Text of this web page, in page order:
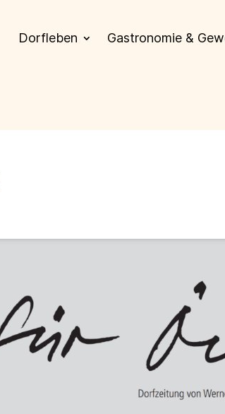
Dorfleben Gastronomie &